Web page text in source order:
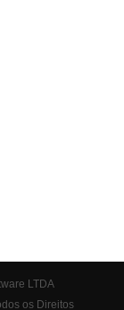
LTDA
os Direitos